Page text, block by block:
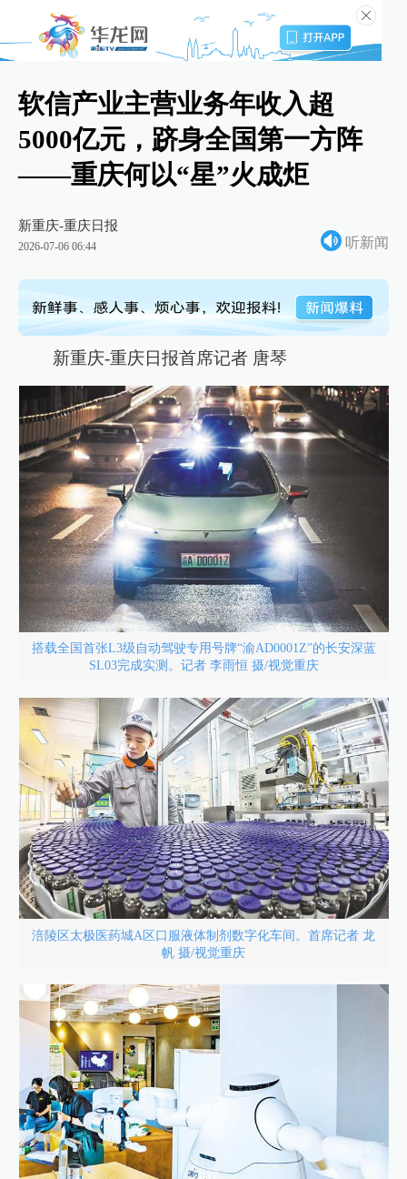
软信产业主营业务年收入超
5000亿元，跻身全国第一方阵
——重庆何以“星”火成炬
新重庆-重庆日报
2026-07-06 06:44 听新闻
新重庆-重庆日报首席记者 唐琴
搭载全国首张L3级自动驾驶专用号牌“渝AD0001Z”的长安深蓝
SL03完成实测。记者 李雨恒 摄/视觉重庆
涪陵区太极医药城A区口服液体制剂数字化车间。首席记者 龙
帆 摄/视觉重庆